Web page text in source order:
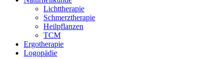
Lichttherapie
Schmerztherapie
Heilpflanzen
TCM
Ergotherapie
Logopädie